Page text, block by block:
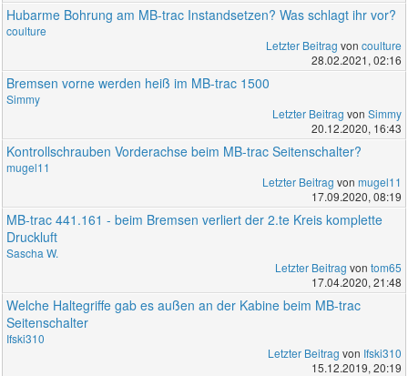
Hubarme Bohrung am MB-trac Instandsetzen? Was schlagt ihr vor?
coulture
Letzter Beitrag von coulture
28.02.2021, 02:16
Bremsen vorne werden heiß im MB-trac 1500
Simmy
Letzter Beitrag von Simmy
20.12.2020, 16:43
Kontrollschrauben Vorderachse beim MB-trac Seitenschalter?
mugel11
Letzter Beitrag von mugel11
17.09.2020, 08:19
MB-trac 441.161 - beim Bremsen verliert der 2.te Kreis komplette
Druckluft
Sascha W.
Letzter Beitrag von tom65
17.04.2020, 21:48
Welche Haltegriffe gab es außen an der Kabine beim MB-trac
Seitenschalter
Ifski310
Letzter Beitrag von Ifski310
15.12.2019, 20:19